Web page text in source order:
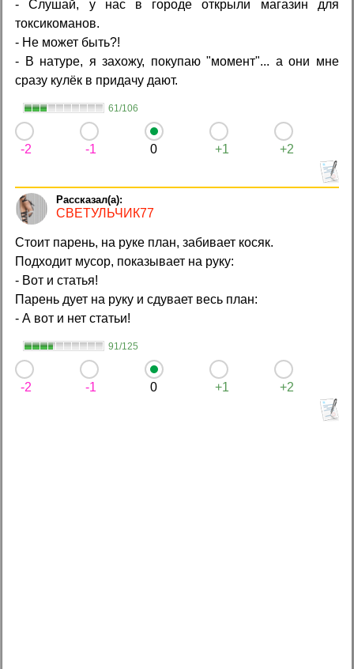
- Слушай, у нас в городе открыли магазин для
токсикоманов.
- Не может быть?!
- В натуре, я захожу, покупаю "момент"... а они мне
сразу кулёк в придачу дают.
61/106
-2 -1 0 +1 +2
СВЕТУЛЬЧИК77
Стоит парень, на руке план, забивает косяк.
Подходит мусор, показывает на руку:
- Вот и статья!
Парень дует на руку и сдувает весь план:
- А вот и нет статьи!
91/125
-2 -1 0 +1 +2